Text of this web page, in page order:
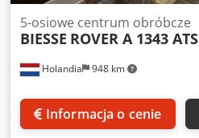
Holandia 948 km
5-osiowe centrum obróbcze
BIESSE ROVER A 1343 ATS
Informacja o cenie